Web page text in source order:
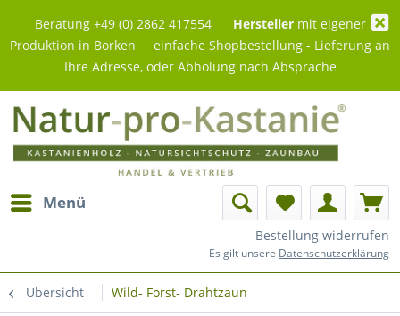
Beratung +49 (0) 2862 417554 Herstellermit eigener
Produktion in Borken einfache Shopbestellung - Lieferung an
Ihre Adresse, oder Abholung nach Absprache
Menü
Bestellung widerrufen
Es gilt unsere Datenschutzerklärung
Übersicht Wild- Forst- Drahtzaun